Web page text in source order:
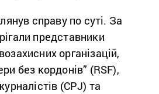
справу по суті. За
представники
організацій,
без кордонів” (RSF),
(CPJ) та